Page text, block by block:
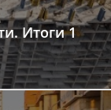
Итоги 1